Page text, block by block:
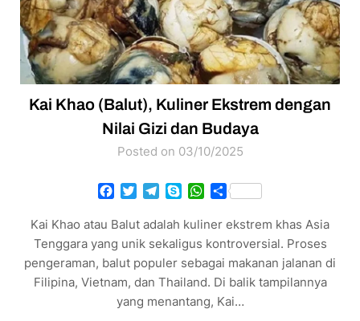
Kai Khao (Balut), Kuliner Ekstrem dengan
Nilai Gizi dan Budaya
Posted on 03/10/2025
Facebook
TwitterTelegram
SkypeWhatsApp
Share
Kai Khao atau Balut adalah kuliner ekstrem khas Asia
Tenggara yang unik sekaligus kontroversial. Proses
pengeraman, balut populer sebagai makanan jalanan di
Filipina, Vietnam, dan Thailand. Di balik tampilannya
yang menantang, Kai…